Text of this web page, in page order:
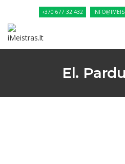
+370 677 32 432
El.